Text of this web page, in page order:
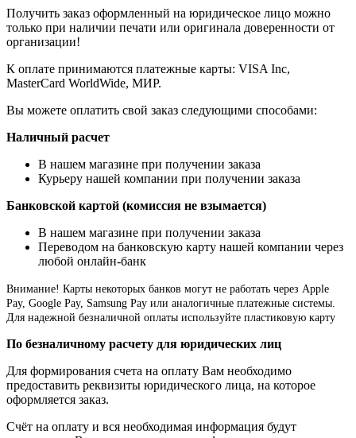
Получить заказ оформленный на юридическое лицо можно
только при наличии печати или оригинала доверенности от
организации!
К оплате принимаются платежные карты: VISA Inc,
MasterCard WorldWide, МИР.
Вы можете оплатить свой заказ следующими способами:
Наличный расчет
В нашем магазине при получении заказа
Курьеру нашей компании при получении заказа
Банковской картой (комиссия не взымается)
В нашем магазине при получении заказа
Переводом на банковскую карту нашей компании через
любой онлайн-банк
Внимание! Карты некоторых банков могут не работать через Apple
Pay, Google Pay, Samsung Pay или аналогичные платежные системы.
Для надежной безналичной оплаты используйте пластиковую карту
По безналичному расчету для юридических лиц
Для формирования счета на оплату Вам необходимо
предоставить реквизиты юридического лица, на которое
оформляется заказ.
Счёт на оплату и вся необходимая информация будут